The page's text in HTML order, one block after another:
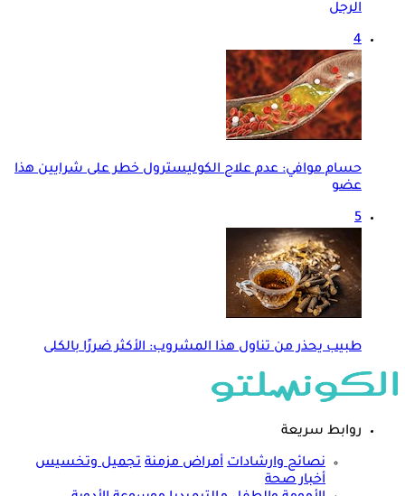
الرجل
4
حسام موافي: عدم علاج الكوليسترول خطر على شرايين هذا
عضو
5
طبيب يحذر من تناول هذا المشروب: الأكثر ضررًا بالكلى
روابط سريعة
نصائح وارشادات أمراض مزمنة تجميل وتخسيس
أخبار صحة